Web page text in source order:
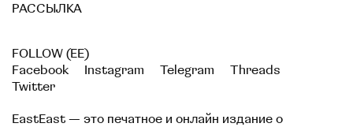
РАССЫЛКА
FOLLOW (EE)
Facebook
Instagram Telegram
Threads
Twitter
EastEast — это печатное и онлайн издание о